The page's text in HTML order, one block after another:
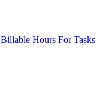
Billable Hours For Tasks